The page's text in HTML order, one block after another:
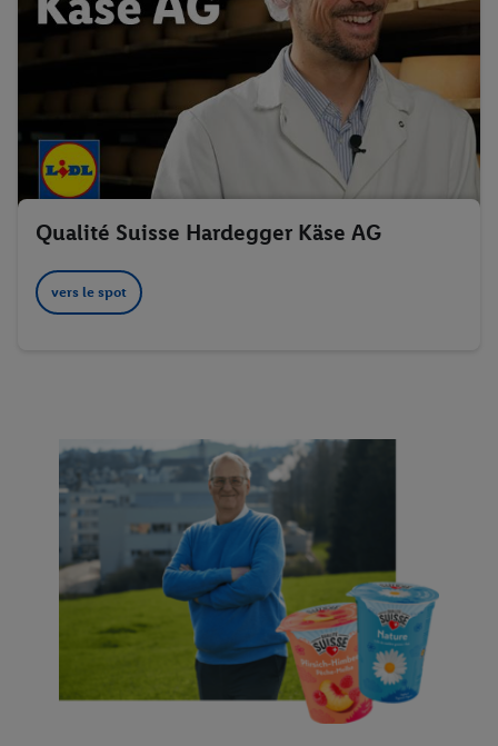
Qualité Suisse Hardegger Käse AG
vers le spot